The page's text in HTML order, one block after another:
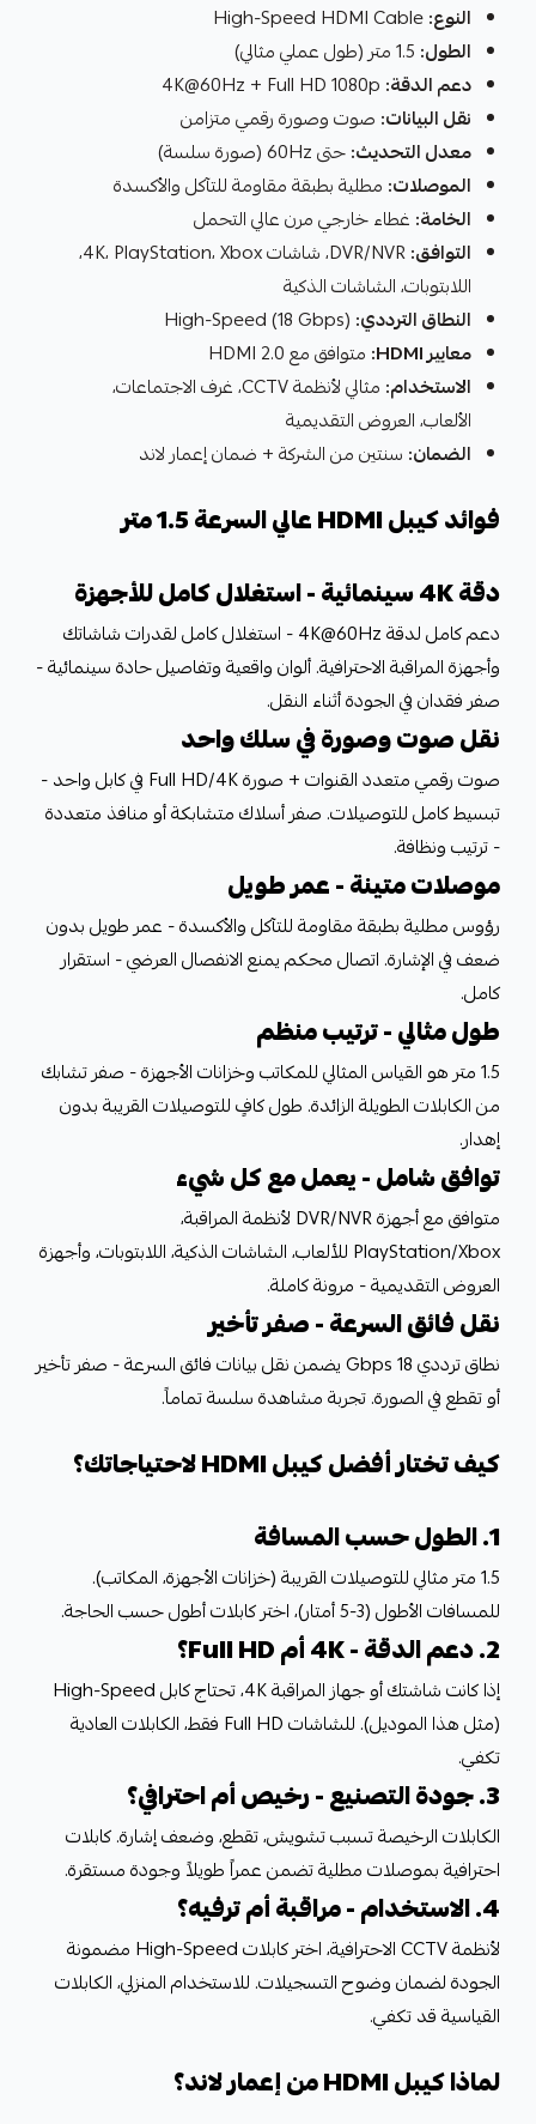
النوع:
الطول:
دعم الدقة:
نقل البيانات: صوت وصورة رقمي متزامن
معدل التحديث:حتى 60Hz (صورة سلسة)
الموصلات: مطلية بطبقة مقاومة للتآكل والأكسدة
الخامة: غطاء خارجي مرن عالي التحمل
التوافق:
DVR/NVR، شاشات 4K، PlayStation، Xbox،
اللابتوبات، الشاشات الذكية
النطاق الترددي:
معايير HDMI:
متوافق مع HDMI 2.0
الاستخدام:
مثالي لأنظمة CCTV، غرف الاجتماعات،
الألعاب، العروض التقديمية
الضمان: سنتين من الشركة + ضمان إعمار لاند
فوائد كيبل HDMI عالي السرعة 1.5 متر
دقة 4K سينمائية - استغلال كامل للأجهزة
دعم كامل لدقة 4K@60Hz - استغلال كامل لقدرات شاشاتك
وأجهزة المراقبة الاحترافية. ألوان واقعية وتفاصيل حادة سينمائية -
صفر فقدان في الجودة أثناء النقل.
نقل صوت وصورة في سلك واحد
صوت رقمي متعدد القنوات + صورة Full HD/4K في كابل واحد -
تبسيط كامل للتوصيلات. صفر أسلاك متشابكة أو منافذ متعددة
- ترتيب ونظافة.
موصلات متينة - عمر طويل
رؤوس مطلية بطبقة مقاومة للتآكل والأكسدة - عمر طويل بدون
ضعف في الإشارة. اتصال محكم يمنع الانفصال العرضي - استقرار
كامل.
طول مثالي - ترتيب منظم
1.5 متر هو القياس المثالي للمكاتب وخزانات الأجهزة - صفر تشابك
من الكابلات الطويلة الزائدة. طول كافٍ للتوصيلات القريبة بدون
إهدار.
توافق شامل - يعمل مع كل شيء
متوافق مع أجهزة DVR/NVR لأنظمة المراقبة،
PlayStation/Xbox للألعاب، الشاشات الذكية، اللابتوبات، وأجهزة
العروض التقديمية - مرونة كاملة.
نقل فائق السرعة - صفر تأخير
نطاق ترددي 18 Gbps يضمن نقل بيانات فائق السرعة - صفر تأخير
أو تقطع في الصورة. تجربة مشاهدة سلسة تماماً.
كيف تختار أفضل كيبل HDMI لاحتياجاتك؟
1. الطول حسب المسافة
1.5 متر مثالي للتوصيلات القريبة (خزانات الأجهزة، المكاتب).
للمسافات الأطول (3-5 أمتار)، اختر كابلات أطول حسب الحاجة.
2. دعم الدقة - 4K أم Full HD؟
إذا كانت شاشتك أو جهاز المراقبة 4K، تحتاج كابل High-Speed
(مثل هذا الموديل). للشاشات Full HD فقط، الكابلات العادية
تكفي.
3. جودة التصنيع - رخيص أم احترافي؟
الكابلات الرخيصة تسبب تشويش، تقطع، وضعف إشارة. كابلات
احترافية بموصلات مطلية تضمن عمراً طويلاً وجودة مستقرة.
4. الاستخدام - مراقبة أم ترفيه؟
لأنظمة CCTV الاحترافية، اختر كابلات High-Speed مضمونة
الجودة لضمان وضوح التسجيلات. للاستخدام المنزلي، الكابلات
القياسية قد تكفي.
لماذا كيبل HDMI من إعمار لاند؟